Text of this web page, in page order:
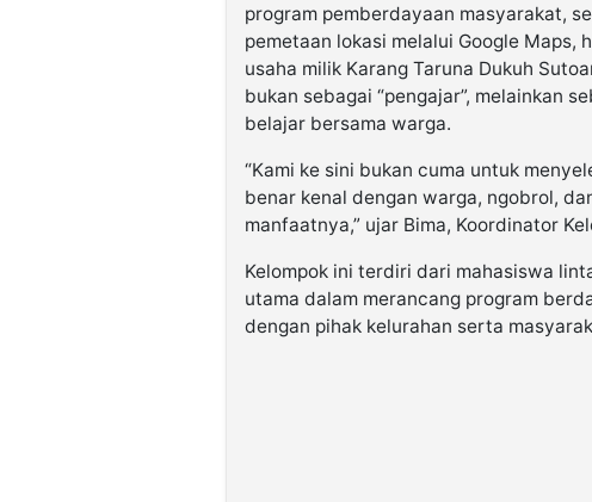
program pemberdayaan masyarakat,
pemetaan lokasi melalui Google Maps,
usaha milik Karang Taruna Dukuh
bukan sebagai “pengajar”, melainkan
belajar bersama warga.
“Kami ke sini bukan cuma untuk
benar kenal dengan warga, ngobrol,
manfaatnya,” ujar Bima, Koordinator
Kelompok ini terdiri dari mahasiswa
utama dalam merancang program
dengan pihak kelurahan serta